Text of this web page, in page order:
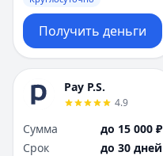
Получить деньги
Pay P.S.
4.9
Сумма
до 15 000 ₽
Срок
до 30 дней